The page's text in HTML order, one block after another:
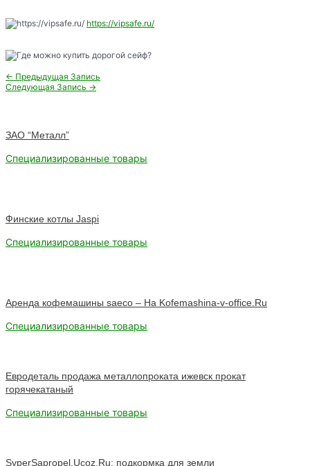
https://vipsafe.ru/
Навигация
по
← Предыдущая Запись
Следующая Запись →
ЗАО “Металл”
Специализированные товары
Финские котлы Jaspi
Специализированные товары
Аренда кофемашины saeco – На Kofemashina-v-office.Ru
Специализированные товары
Евродеталь продажа металлопроката ижевск прокат
горячекатаный
Специализированные товары
SyperSapropel.Ucoz.Ru: подкормка для земли